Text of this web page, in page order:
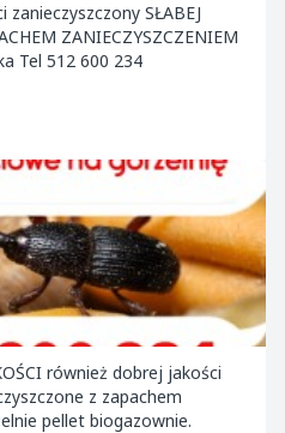
ZANIECZYSZCZENIEM
Tel 512 600 234
jakości
z zapachem
pellet biogazownie.